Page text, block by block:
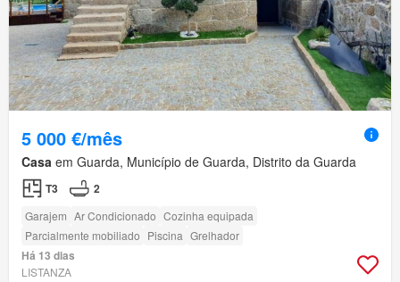
5 000 €/mês
Casa em Guarda, Município de Guarda, Distrito da Guarda
T3 2
Garajem Ar Condicionado Cozinha equipada
Parcialmente mobiliado Piscina Grelhador
Há 13 dias
LISTANZA